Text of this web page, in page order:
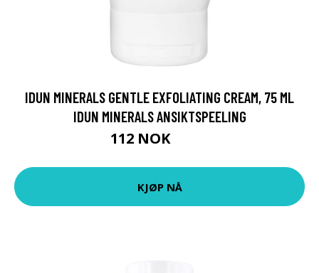
IDUN MINERALS GENTLE EXFOLIATING CREAM, 75 ML
IDUN MINERALS ANSIKTSPEELING
112 NOK
KJØP NÅ